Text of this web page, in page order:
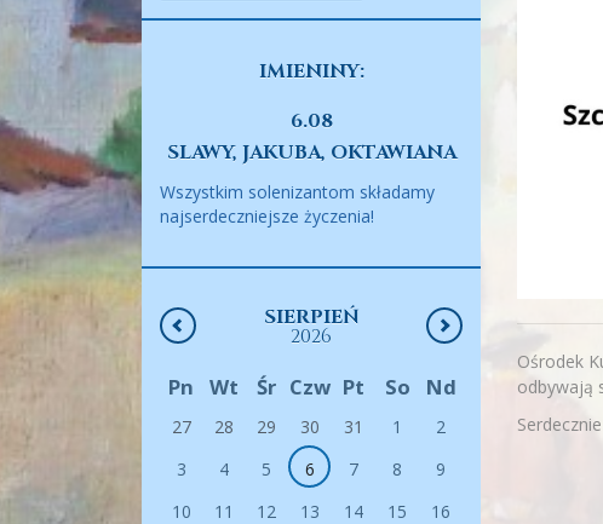
IMIENINY:
6.08
SLAWY, JAKUBA, OKTAWIANA
Wszystkim solenizantom składamy
najserdeczniejsze życzenia!
SIERPIEŃ
2026
Pn Wt Śr Czw Pt So Nd
27 28 29 30 31 1
2
3
4 5 6 7 8
9
10
11 12 13 14 15
16
Ośrodek
odbywają